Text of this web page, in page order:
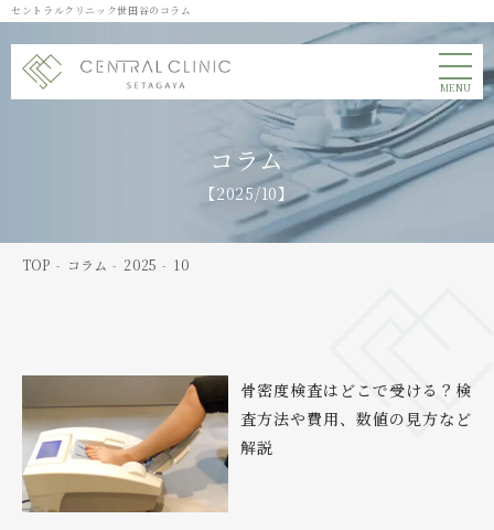
セントラルクリニック世田谷のコラム
MENU
コラム
【2025/10】
TOP コラム 2025 10
骨密度検査はどこで受ける？検
査方法や費用、数値の見方など
解説